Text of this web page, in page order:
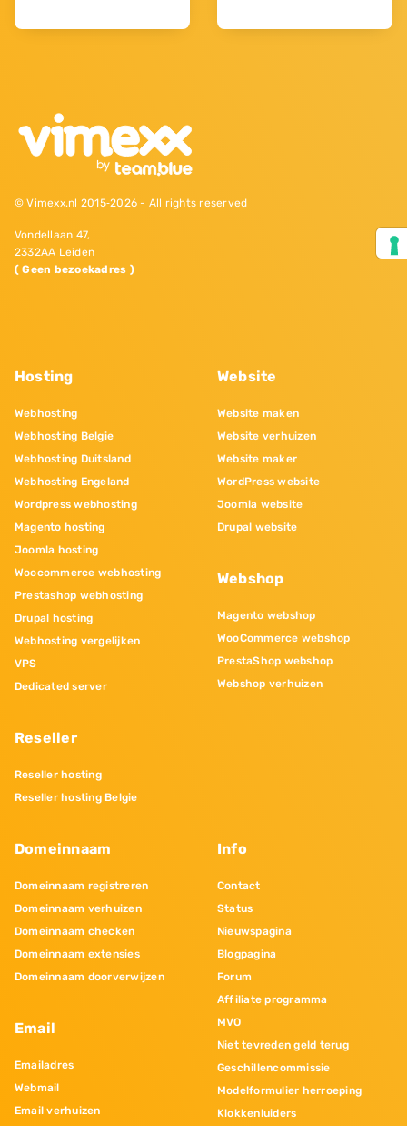
© Vimexx.nl 2015‐2026 - All rights reserved
Vondellaan 47,
2332AA Leiden
( Geen bezoekadres )
Hosting
Webhosting
Webhosting Belgie
Webhosting Duitsland
Webhosting Engeland
Wordpress webhosting
Magento hosting
Joomla hosting
Woocommerce webhosting
Prestashop webhosting
Drupal hosting
Webhosting vergelijken
VPS
Dedicated server
Reseller
Reseller hosting
Reseller hosting Belgie
Website
Website maken
Website verhuizen
Website maker
WordPress website
Joomla website
Drupal website
Webshop
Magento webshop
WooCommerce webshop
PrestaShop webshop
Webshop verhuizen
Domeinnaam
Domeinnaam registreren
Domeinnaam verhuizen
Domeinnaam checken
Domeinnaam extensies
Domeinnaam doorverwijzen
Email
Emailadres
Webmail
Email verhuizen
Info
Contact
Status
Nieuwspagina
Blogpagina
Forum
Affiliate programma
MVO
Niet tevreden geld terug
Geschillencommissie
Modelformulier herroeping
Klokkenluiders